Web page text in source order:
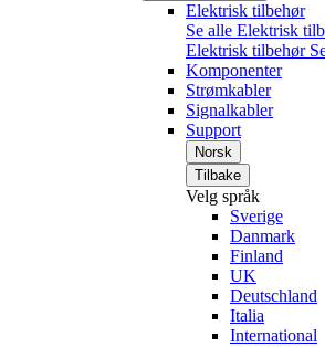
Elektrisk tilbehør
Se alle Elektrisk
Elektrisk tilbehør
Komponenter
Strømkabler
Signalkabler
Support
Norsk
Tilbake
Velg språk
Sverige
Danmark
Finland
UK
Deutschland
Italia
International